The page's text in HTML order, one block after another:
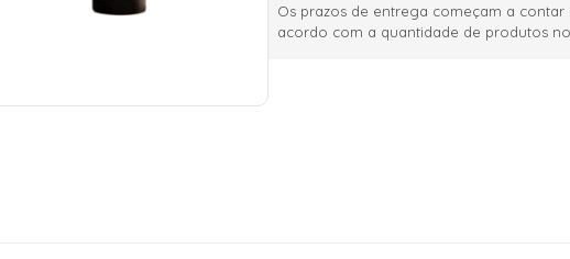
Os prazos de entrega começam a
acordo com a quantidade de produtos